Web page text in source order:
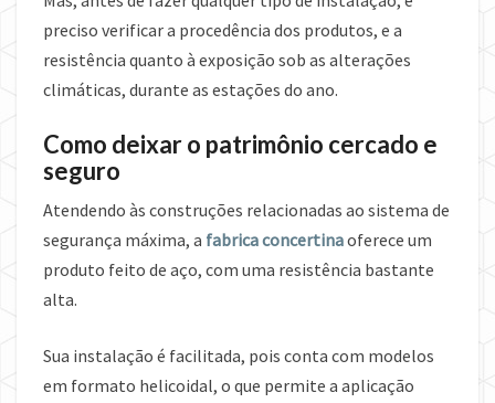
preciso verificar a procedência dos produtos, e a
resistência quanto à exposição sob as alterações
climáticas, durante as estações do ano.
Como deixar o patrimônio cercado e
seguro
Atendendo às construções relacionadas ao sistema de
segurança máxima, a fabrica concertinaoferece um
produto feito de aço, com uma resistência bastante
alta.
Sua instalação é facilitada, pois conta com modelos
em formato helicoidal, o que permite a aplicação